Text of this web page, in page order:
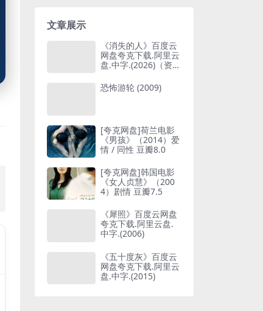
文章展示
《消失的人》百度云
网盘夸克下载.阿里云
盘.中字.(2026)（资源
恐怖游轮 (2009)
[夸克网盘]荷兰电影
《男孩》（2014）爱
情 / 同性 豆瓣8.0
[夸克网盘]韩国电影
《女人贞慧》（200
4）剧情 豆瓣7.5
《犀照》百度云网盘
夸克下载.阿里云盘.
中字.(2006)
《五十度灰》百度云
网盘夸克下载.阿里云
盘.中字.(2015)